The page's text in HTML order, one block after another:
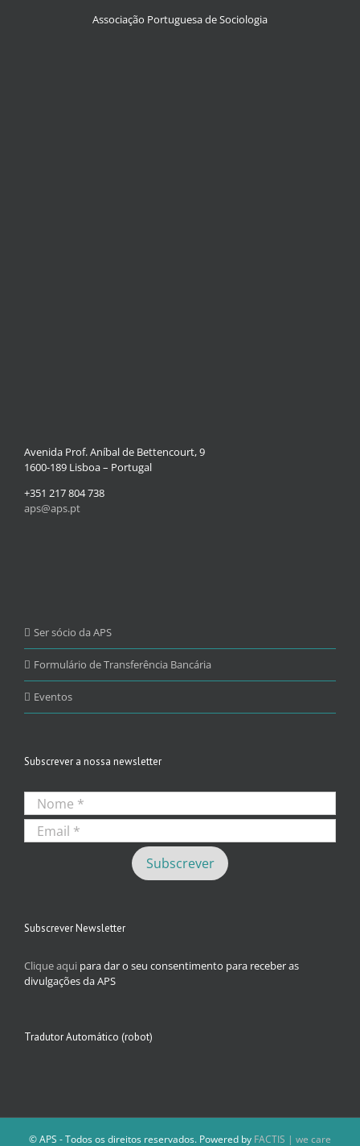
Associação Portuguesa de Sociologia
Avenida Prof. Aníbal de Bettencourt, 9
1600-189 Lisboa – Portugal
+351 217 804 738
aps@aps.pt
Ser sócio da APS
Formulário de Transferência Bancária
Eventos
Subscrever a nossa newsletter
Subscrever Newsletter
Clique aqui para dar o seu consentimento para receber as
divulgações da APS
Tradutor Automático (robot)
© APS - Todos os direitos reservados. Powered by FACTIS | we care